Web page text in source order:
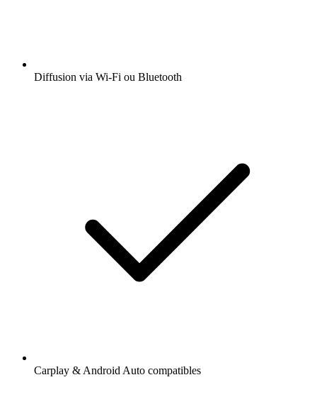
Diffusion via Wi-Fi ou Bluetooth
Carplay & Android Auto compatibles